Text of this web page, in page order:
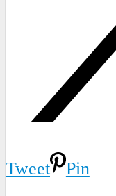
Tweet
Pin